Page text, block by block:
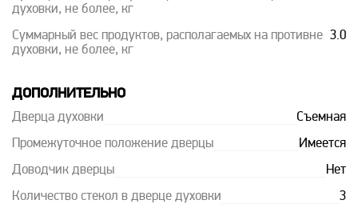
духовки, не более, кг
Суммарный вес продуктов, располагаемых на противне
духовки, не более, кг
3.0
ДОПОЛНИТЕЛЬНО
Дверца духовки Съемная
Промежуточное положение дверцы Имеется
Доводчик дверцы Нет
Количество стекол в дверце духовки 3